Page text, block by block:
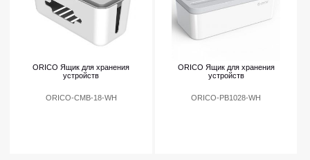
ORICO Ящик для хранения
устройств
ORICO-CMB-18-WH
ORICO Ящик для хранения
устройств
ORICO-PB1028-WH